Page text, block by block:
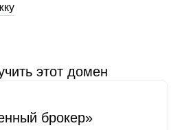
этот домен
брокер»